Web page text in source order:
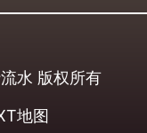
水 版权所有
地图